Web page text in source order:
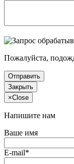
Пожалуйста,
Отправить
Закрыть
×Close
Напишите нам
Ваше имя
E-mail*